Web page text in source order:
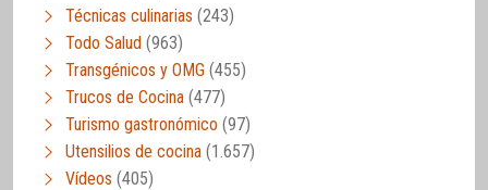
Técnicas culinarias (243)
Todo Salud (963)
Transgénicos y OMG (455)
Trucos de Cocina (477)
Turismo gastronómico (97)
Utensilios de cocina (1.657)
Vídeos (405)